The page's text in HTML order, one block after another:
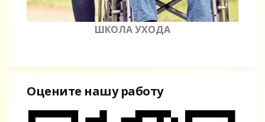
ШКОЛА УХОДА
Оцените нашу работу